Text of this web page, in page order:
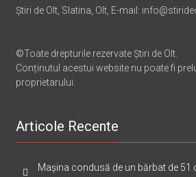
Știri de Olt, Slatina, Olt, E-mail:
©Toate drepturile rezervate Știri de Olt.
Conținutul acestui website nu poate fi
proprietarului.
Articole Recente
Mașina condusă de un bărbat de 51